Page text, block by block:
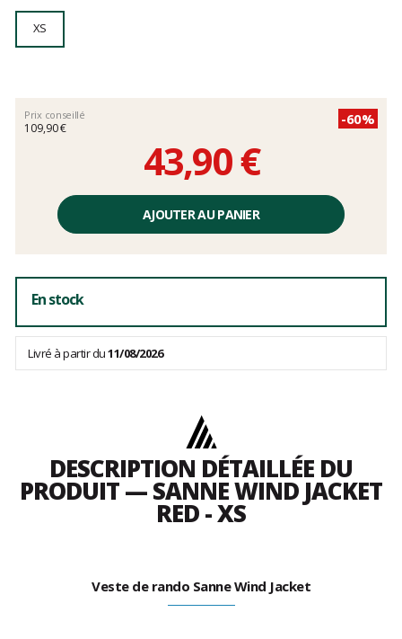
XS
Prix conseillé
109,90 €
-60%
43,90 €
unitaire,
AJOUTER AU PANIER
En stock
Livré à partir du11/08/2026
DESCRIPTION DÉTAILLÉE DU
PRODUIT — SANNE WIND JACKET
RED - XS
Veste de rando Sanne Wind Jacket